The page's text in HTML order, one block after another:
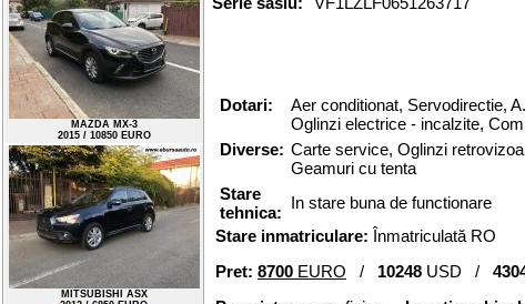
MERCEDES-BENZ ML 350
2013 / 16000 EURO
MAZDA MX-3
2015 / 10850 EURO
Dotari: Aer conditionat, Servodirectie,
Oglinzi electrice - incalzite,
Diverse: Carte service, Oglinzi
Geamuri cu tenta
Stare
tehnica:
In stare buna de functionare
Stare inmatriculare: Înmatriculată RO
Pret: 8700 EURO / 10248 USD /